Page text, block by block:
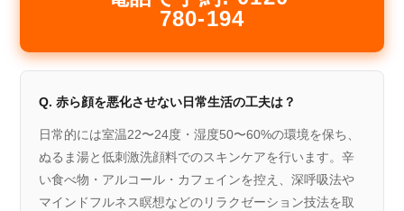
780-194
Q. 赤ら顔を悪化させない日常生活の工夫は？
日常的には室温22〜24度・湿度50〜60%の環境を保ち、
ぬるま湯と低刺激洗顔料でのスキンケアを行います。辛
い食べ物・アルコール・カフェインを控え、深呼吸法や
マインドフルネス瞑想などのリラクゼーション技法を取